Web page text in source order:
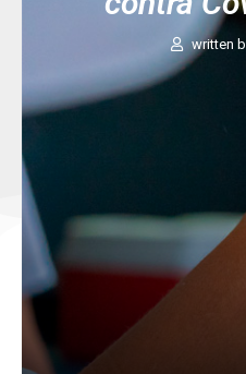
written